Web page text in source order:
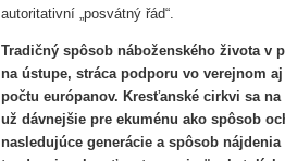
autoritativní „posvátný řád“.
Tradičný spôsob náboženského života v
na ústupe, stráca podporu vo verejnom
počtu európanov. Kresťanské cirkvi sa
už dávnejšie pre ekuménu ako spôsob
nasledujúce generácie a spôsob